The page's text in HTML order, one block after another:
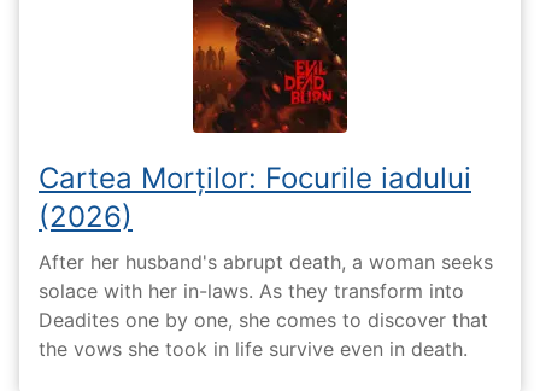
Cartea Morților: Focurile iadului
(2026)
After her husband's abrupt death, a woman seeks
solace with her in-laws. As they transform into
Deadites one by one, she comes to discover that
the vows she took in life survive even in death.